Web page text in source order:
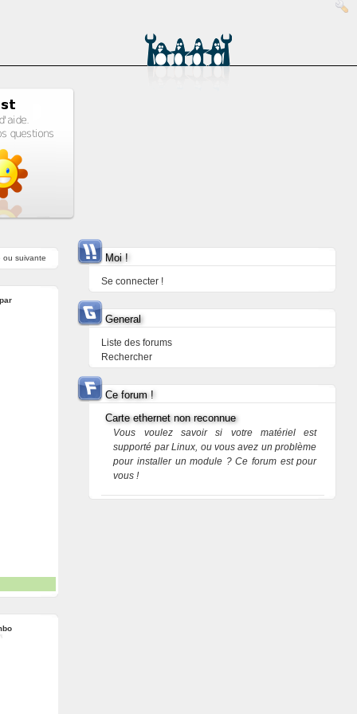
ou suivante Moi !
Se connecter !
General
Liste des forums
Rechercher
Ce forum !
Carte ethernet non reconnue
Vous voulez savoir si votre matériel est
supporté par Linux, ou vous avez un problème
pour installer un module ? Ce forum est pour
vous !